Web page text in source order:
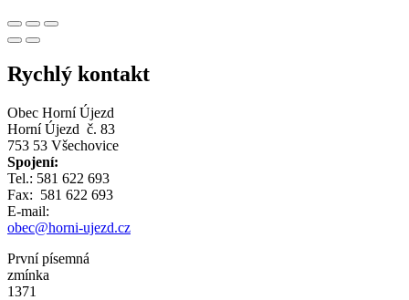
Rychlý kontakt
Obec Horní Újezd
Horní Újezd č. 83
753 53 Všechovice
Spojení:
Tel.: 581 622 693
Fax: 581 622 693
E-mail:
obec@horni-ujezd.cz
První písemná
zmínka
1371